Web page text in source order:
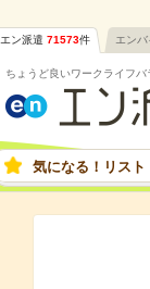
エン派遣 71573件 エンバ
ちょうど良いワークライフバ
気になる！リスト